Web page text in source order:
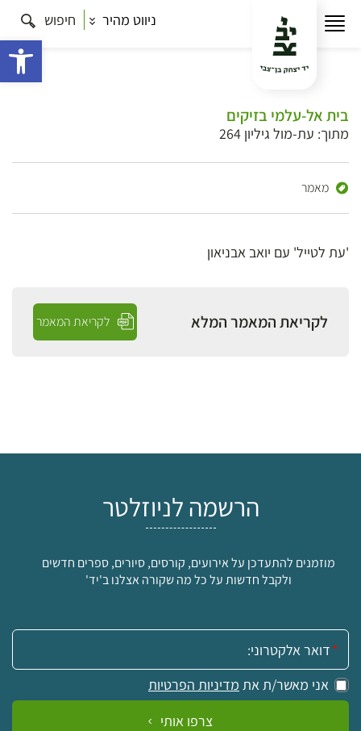
ניווט מהיר חיפוש
בית אל-עלמי בזיקים
מתוך: עת-מול גיליון 264
מאמר
'עת לטייל' עם יואב אבניאון
לקריאת המאמר המלא לקריאת המאמר
הרשמה לניוזלטר
מוזמנים להתעדכן על אירועים, קורסים, סיורים, ספרים חדשים
ולקבל חדשות על כל מה שקורה אצלנו ב'יד'
אימייל:
אני מאשר/ת את מדיניות הפרטיות
צרפו אותי